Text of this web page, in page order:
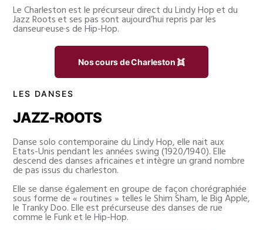
Le Charleston est le précurseur direct du Lindy Hop et du
Jazz Roots et ses pas sont aujourd’hui repris par les
danseur·euse·s de Hip-Hop.
Nos cours de Charleston 👯
LES DANSES
JAZZ-ROOTS
Danse solo contemporaine du Lindy Hop, elle nait aux
Etats-Unis pendant les années swing (1920/1940). Elle
descend des danses africaines et intègre un grand nombre
de pas issus du charleston.
Elle se danse également en groupe de façon chorégraphiée
sous forme de « routines » telles le Shim Sham, le Big Apple,
le Tranky Doo. Elle est précurseuse des danses de rue
comme le Funk et le Hip-Hop.